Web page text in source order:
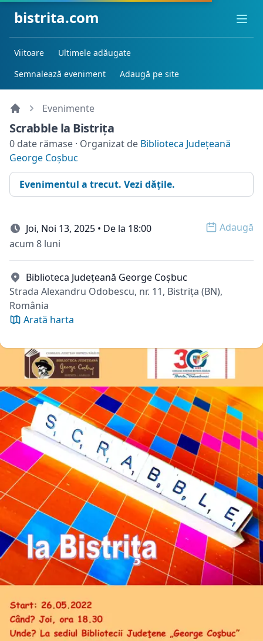
bistrita.com
Viitoare
Ultimele adăugate
Semnalează eveniment
Adaugă pe site
Evenimente
Scrabble la Bistriţa
0 date rămase · Organizat de Biblioteca Județeană
George Coșbuc
Evenimentul a trecut. Vezi dățile.
Joi, Noi 13, 2025 • De la 18:00 Open
Adaugă
acum 8 luni
Biblioteca Județeană George Coșbuc
Strada Alexandru Odobescu, nr. 11, Bistrița (BN),
România
Arată harta